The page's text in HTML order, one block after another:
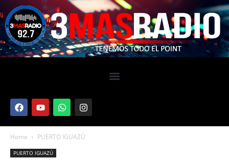
Home PUERTO IGUAZÚ
PUERTO IGUAZÚ